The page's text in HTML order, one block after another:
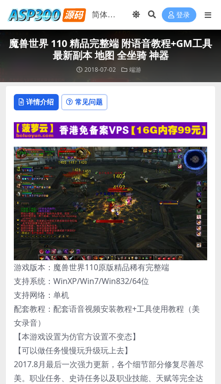
登录
魔兽世界 110 精品完整端 附语音教程+GM工具
最新副本 地图 全坐骑 神器
2018-07-02 端游
详情介绍 常见问题
游戏版本：魔兽世界110原版精品稀有完整端
支持系统：WinXP/Win7/Win832/64位
支持网络：单机
配套教程：配套语音视频安装教程+工具使用教程（美
女录音）
【本游戏设置为仿官方设置不变态】
【可以做任务慢慢玩升级玩上去】
2017.8月最后一次强力更新，各个细节部分修复尽善尽
美。职业任务、史诗任务以及职业技能、天赋等完全达